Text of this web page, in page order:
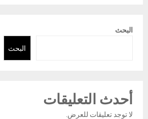
البحث
البحث
أحدث التعليقات
لا توجد تعليقات للعرض.